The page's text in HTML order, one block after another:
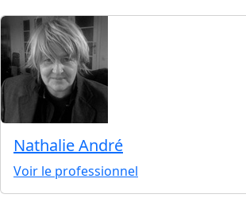
Nathalie André
Voir le professionnel